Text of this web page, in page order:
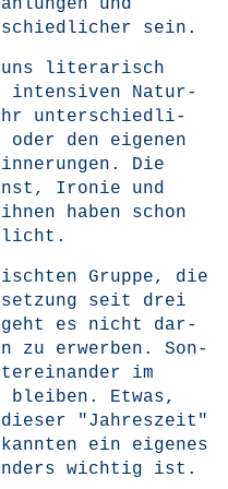
und
sein.
uns lite­ra­risch
inten­si­ven Natur­
unter­schied­li­
den eige­nen
Die
Iro­nie und
haben schon
Grup­pe, die
seit drei
es nicht dar­
zu erwer­ben. Son­
im
blei­ben. Etwas,
"Jah­res­zeit"
ein eige­nes
wich­tig ist.